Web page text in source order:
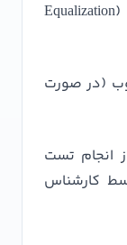
• انجام شارژ متعادل‌سازی (Equalization
(در صورت
انجام تست
کارشناس